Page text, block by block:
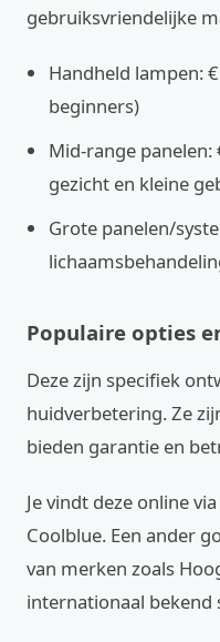
gebruiksvriendelijke
Handheld lampen:
beginners)
Mid-range
gezicht en kleine
Grote panelen/
Populaire opties
Deze zijn specifiek
huidverbetering. Ze
bieden garantie en
Je vindt deze online
Coolblue. Een ander
van merken zoals
internationaal bekend